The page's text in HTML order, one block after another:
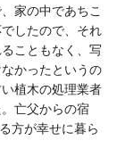
家の中であちこ
したので、それ
こともなく、写
かったというの
植木の処理業者
亡父からの宿
方が幸せに暮ら